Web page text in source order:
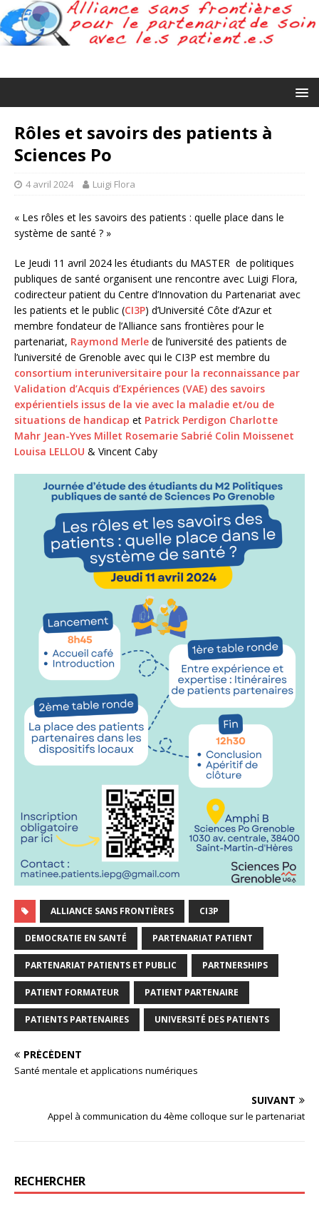
Rôles et savoirs des patients à
Sciences Po
4 avril 2024 Luigi Flora
« Les rôles et les savoirs des patients : quelle place dans le
système de santé ? »
Le Jeudi 11 avril 2024 les étudiants du MASTER de politiques
publiques de santé organisent une rencontre avec Luigi Flora,
codirecteur patient du Centre d’Innovation du Partenariat avec
les patients et le public (CI3P) d’Université Côte d’Azur et
membre fondateur de l’Alliance sans frontières pour le
partenariat, Raymond Merle de l’université des patients de
l’université de Grenoble avec qui le CI3P est membre du
consortium interuniversitaire pour la reconnaissance par
Validation d’Acquis d’Expériences (VAE) des savoirs
expérientiels issus de la vie avec la maladie et/ou de
situations de handicap et Patrick Perdigon Charlotte
Mahr Jean-Yves Millet Rosemarie Sabrié Colin Moissenet
Louisa LELLOU & Vincent Caby
ALLIANCE SANS FRONTIÈRES CI3P
DEMOCRATIE EN SANTÉ PARTENARIAT PATIENT
PARTENARIAT PATIENTS ET PUBLIC PARTNERSHIPS
PATIENT FORMATEUR PATIENT PARTENAIRE
PATIENTS PARTENAIRES UNIVERSITÉ DES PATIENTS
PRÉCÉDENT
Santé mentale et applications numériques
SUIVANT
Appel à communication du 4ème colloque sur le partenariat
RECHERCHER